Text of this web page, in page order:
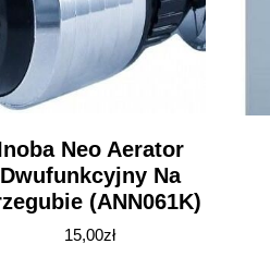
Neo Aerator
Dwufunkcyjny Na
(ANN061K)
15,00zł